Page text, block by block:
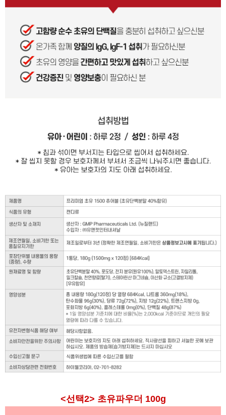
<선택2> 초유파우더 100g